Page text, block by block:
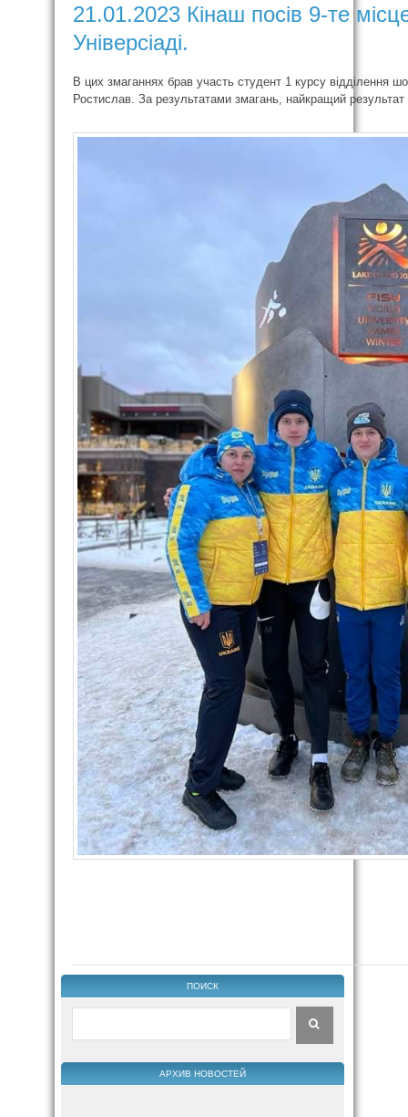
21.01.2023 Кінаш посів 9-те
Універсіаді.
В цих змаганнях брав участь студент 1 курсу відділення
Ростислав. За результатами змагань, найкращий
ПОИСК
АРХИВ НОВОСТЕЙ